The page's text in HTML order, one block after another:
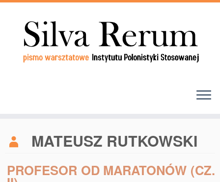
MATEUSZ RUTKOWSKI
PROFESOR OD MARATONÓW (CZ.